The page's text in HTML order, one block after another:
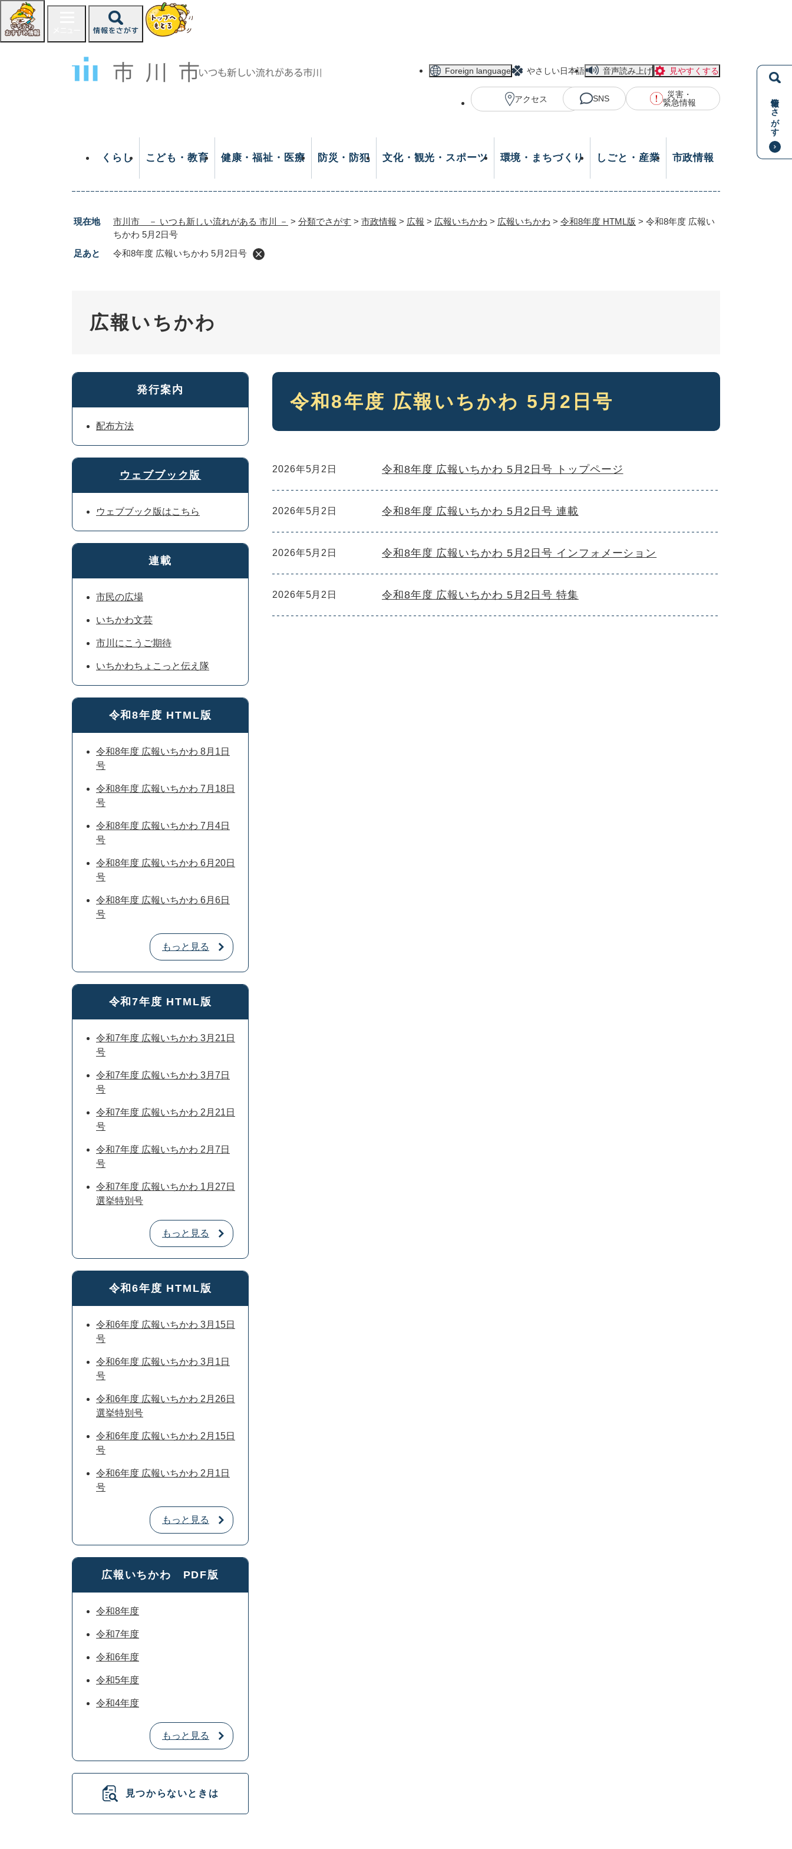
ジ
情報をさがす
Foreign language やさしい日本語 音声読み上げ 見やすくする
アクセス SNS
災害・
緊急情報
くらし こども・教育 健康・福祉・医療 防災・防犯 文化・観光・スポーツ 環境・まちづくり しごと・産業 市政情報
現在地 市川市 － いつも新しい流れがある 市川 － > 分類でさがす > 市政情報 > 広報 > 広報いちかわ > 広報いちかわ > 令和8年度 HTML版 > 令和8年度 広報い
ちかわ 5月2日号
足あと
令和8年度 広報いちかわ 5月2日号
広報いちかわ
本
令和8年度 広報いちかわ 5月2日号
2026年5月2日 令和8年度 広報いちかわ 5月2日号 トップページ
2026年5月2日 令和8年度 広報いちかわ 5月2日号 連載
2026年5月2日 令和8年度 広報いちかわ 5月2日号 インフォメーション
2026年5月2日 令和8年度 広報いちかわ 5月2日号 特集
発行案内
配布方法
ウェブブック版
ウェブブック版はこちら
連載
市民の広場
いちかわ文芸
市川にこうご期待
いちかわちょこっと伝え隊
令和8年度 HTML版
令和8年度 広報いちかわ 8月1日
号
令和8年度 広報いちかわ 7月18日
号
令和8年度 広報いちかわ 7月4日
号
令和8年度 広報いちかわ 6月20日
号
令和8年度 広報いちかわ 6月6日
号
もっと見る
令和7年度 HTML版
令和7年度 広報いちかわ 3月21日
号
令和7年度 広報いちかわ 3月7日
号
令和7年度 広報いちかわ 2月21日
号
令和7年度 広報いちかわ 2月7日
号
令和7年度 広報いちかわ 1月27日
選挙特別号
もっと見る
令和6年度 HTML版
令和6年度 広報いちかわ 3月15日
号
令和6年度 広報いちかわ 3月1日
号
令和6年度 広報いちかわ 2月26日
選挙特別号
令和6年度 広報いちかわ 2月15日
号
令和6年度 広報いちかわ 2月1日
号
もっと見る
広報いちかわ PDF版
令和8年度
令和7年度
令和6年度
令和5年度
令和4年度
もっと見る
見つからないときは